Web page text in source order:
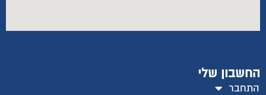
החשבון שלי
התחבר